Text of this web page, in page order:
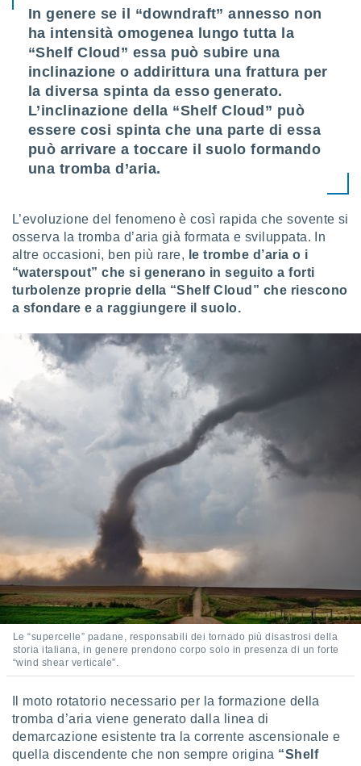
In genere se il “downdraft” annesso non
ha intensità omogenea lungo tutta la
“Shelf Cloud” essa può subire una
inclinazione o addirittura una frattura per
la diversa spinta da esso generato.
L’inclinazione della “Shelf Cloud” può
essere cosi spinta che una parte di essa
può arrivare a toccare il suolo formando
una tromba d’aria.
L’evoluzione del fenomeno è così rapida che sovente si
osserva la tromba d’aria già formata e sviluppata. In
altre occasioni, ben più rare, le trombe d’aria o i
“waterspout” che si generano in seguito a forti
turbolenze proprie della “Shelf Cloud” che riescono
a sfondare e a raggiungere il suolo.
Le “supercelle” padane, responsabili dei tornado più disastrosi della
storia italiana, in genere prendono corpo solo in presenza di un forte
“wind shear verticale”.
Il moto rotatorio necessario per la formazione della
tromba d’aria viene generato dalla linea di
demarcazione esistente tra la corrente ascensionale e
quella discendente che non sempre origina “Shelf